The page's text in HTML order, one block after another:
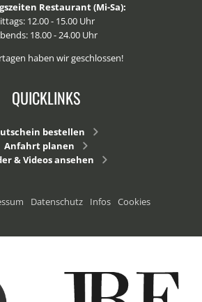
Restaurant (Mi-Sa):
12.00 - 15.00 Uhr
18.00 - 24.00 Uhr
haben wir geschlossen!
QUICKLINKS
bestellen
Anfahrt planen
& Videos ansehen
Datenschutz Infos Cookies